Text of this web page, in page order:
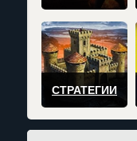
СТРАТЕГИИ